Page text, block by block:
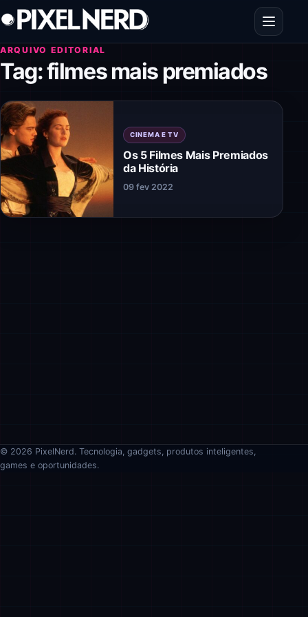
Pular para o conteúdo
Abrir
ARQUIVO EDITORIAL
Tag:filmes mais premiados
CINEMA E TV
Os 5 Filmes Mais Premiados
da História
09 fev 2022
© 2026 PixelNerd. Tecnologia, gadgets, produtos inteligentes,
games e oportunidades.